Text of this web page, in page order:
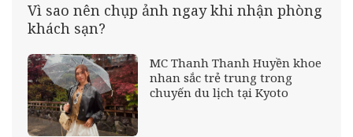
Vì sao nên chụp ảnh ngay khi nhận phòng
khách sạn?
MC Thanh Thanh Huyền khoe
nhan sắc trẻ trung trong
chuyến du lịch tại Kyoto